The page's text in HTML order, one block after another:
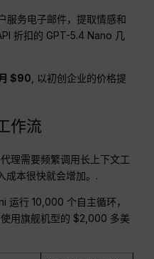
服务电子邮件，提取情感和
折扣的 GPT-5.4 Nano 几
$90 , 以初创企业的价格提
作流
理需要频繁调用长上下文工
成本很快就会增加。.
运行 10,000 个自主循环，
使用旗舰机型的 $2,000 多美